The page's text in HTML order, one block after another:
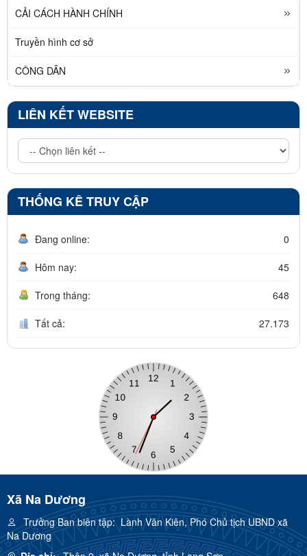
CẢI CÁCH HÀNH CHÍNH
Truyền hình cơ sở
CÔNG DÂN
LIÊN KẾT WEBSITE
THỐNG KÊ TRUY CẬP
Đang online: 0
Hôm nay: 45
Trong tháng: 648
Tất cả: 27.173
Xã Na Dương
Trưởng Ban biên tập:Lành Văn Kiên, Phó Chủ tịch UBND xã
Na Dương